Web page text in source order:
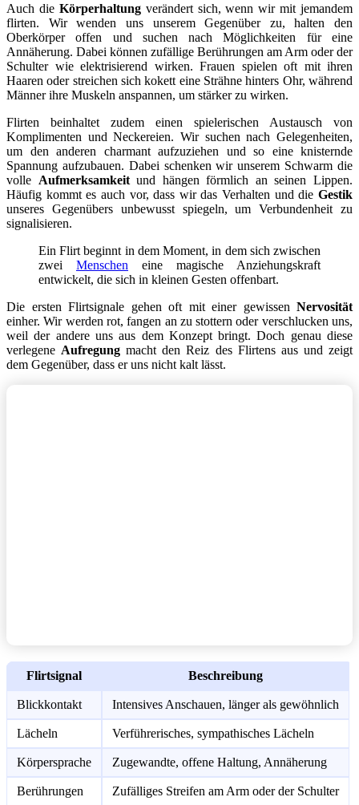
Auch die Körperhaltungverändert sich, wenn wir mit jemandem
flirten. Wir wenden uns unserem Gegenüber zu, halten den
Oberkörper offen und suchen nach Möglichkeiten für eine
Annäherung. Dabei können zufällige Berührungen am Arm oder der
Schulter wie elektrisierend wirken. Frauen spielen oft mit ihren
Haaren oder streichen sich kokett eine Strähne hinters Ohr, während
Männer ihre Muskeln anspannen, um stärker zu wirken.
Flirten beinhaltet zudem einen spielerischen Austausch von
Komplimenten und Neckereien. Wir suchen nach Gelegenheiten,
um den anderen charmant aufzuziehen und so eine knisternde
Spannung aufzubauen. Dabei schenken wir unserem Schwarm die
volle Aufmerksamkeitund hängen förmlich an seinen Lippen.
Häufig kommt es auch vor, dass wir das Verhalten und die Gestik
unseres Gegenübers unbewusst spiegeln, um Verbundenheit zu
signalisieren.
Ein Flirt beginnt in dem Moment, in dem sich zwischen
zwei Menschen eine magische Anziehungskraft
entwickelt, die sich in kleinen Gesten offenbart.
Die ersten Flirtsignale gehen oft mit einer gewissen Nervosität
einher. Wir werden rot, fangen an zu stottern oder verschlucken uns,
weil der andere uns aus dem Konzept bringt. Doch genau diese
verlegene Aufregung macht den Reiz des Flirtens aus und zeigt
dem Gegenüber, dass er uns nicht kalt lässt.
Flirtsignal Beschreibung
Blickkontakt Intensives Anschauen, länger als gewöhnlich
Lächeln Verführerisches, sympathisches Lächeln
Körpersprache Zugewandte, offene Haltung, Annäherung
Berührungen Zufälliges Streifen am Arm oder der Schulter